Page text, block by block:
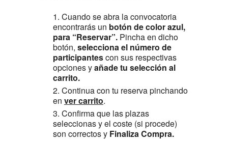
Cuando se abra la convocatoria
encontrarás un botón de color azul,
para “Reservar”. Pincha en dicho
botón, selecciona el número de
participantescon sus respectivas
opciones yañade tu selección al
carrito.
Continua con tu reserva pinchando
en ver carrito.
Confirma que las plazas
seleccionas y el coste (si procede)
son correctos y Finaliza Compra.